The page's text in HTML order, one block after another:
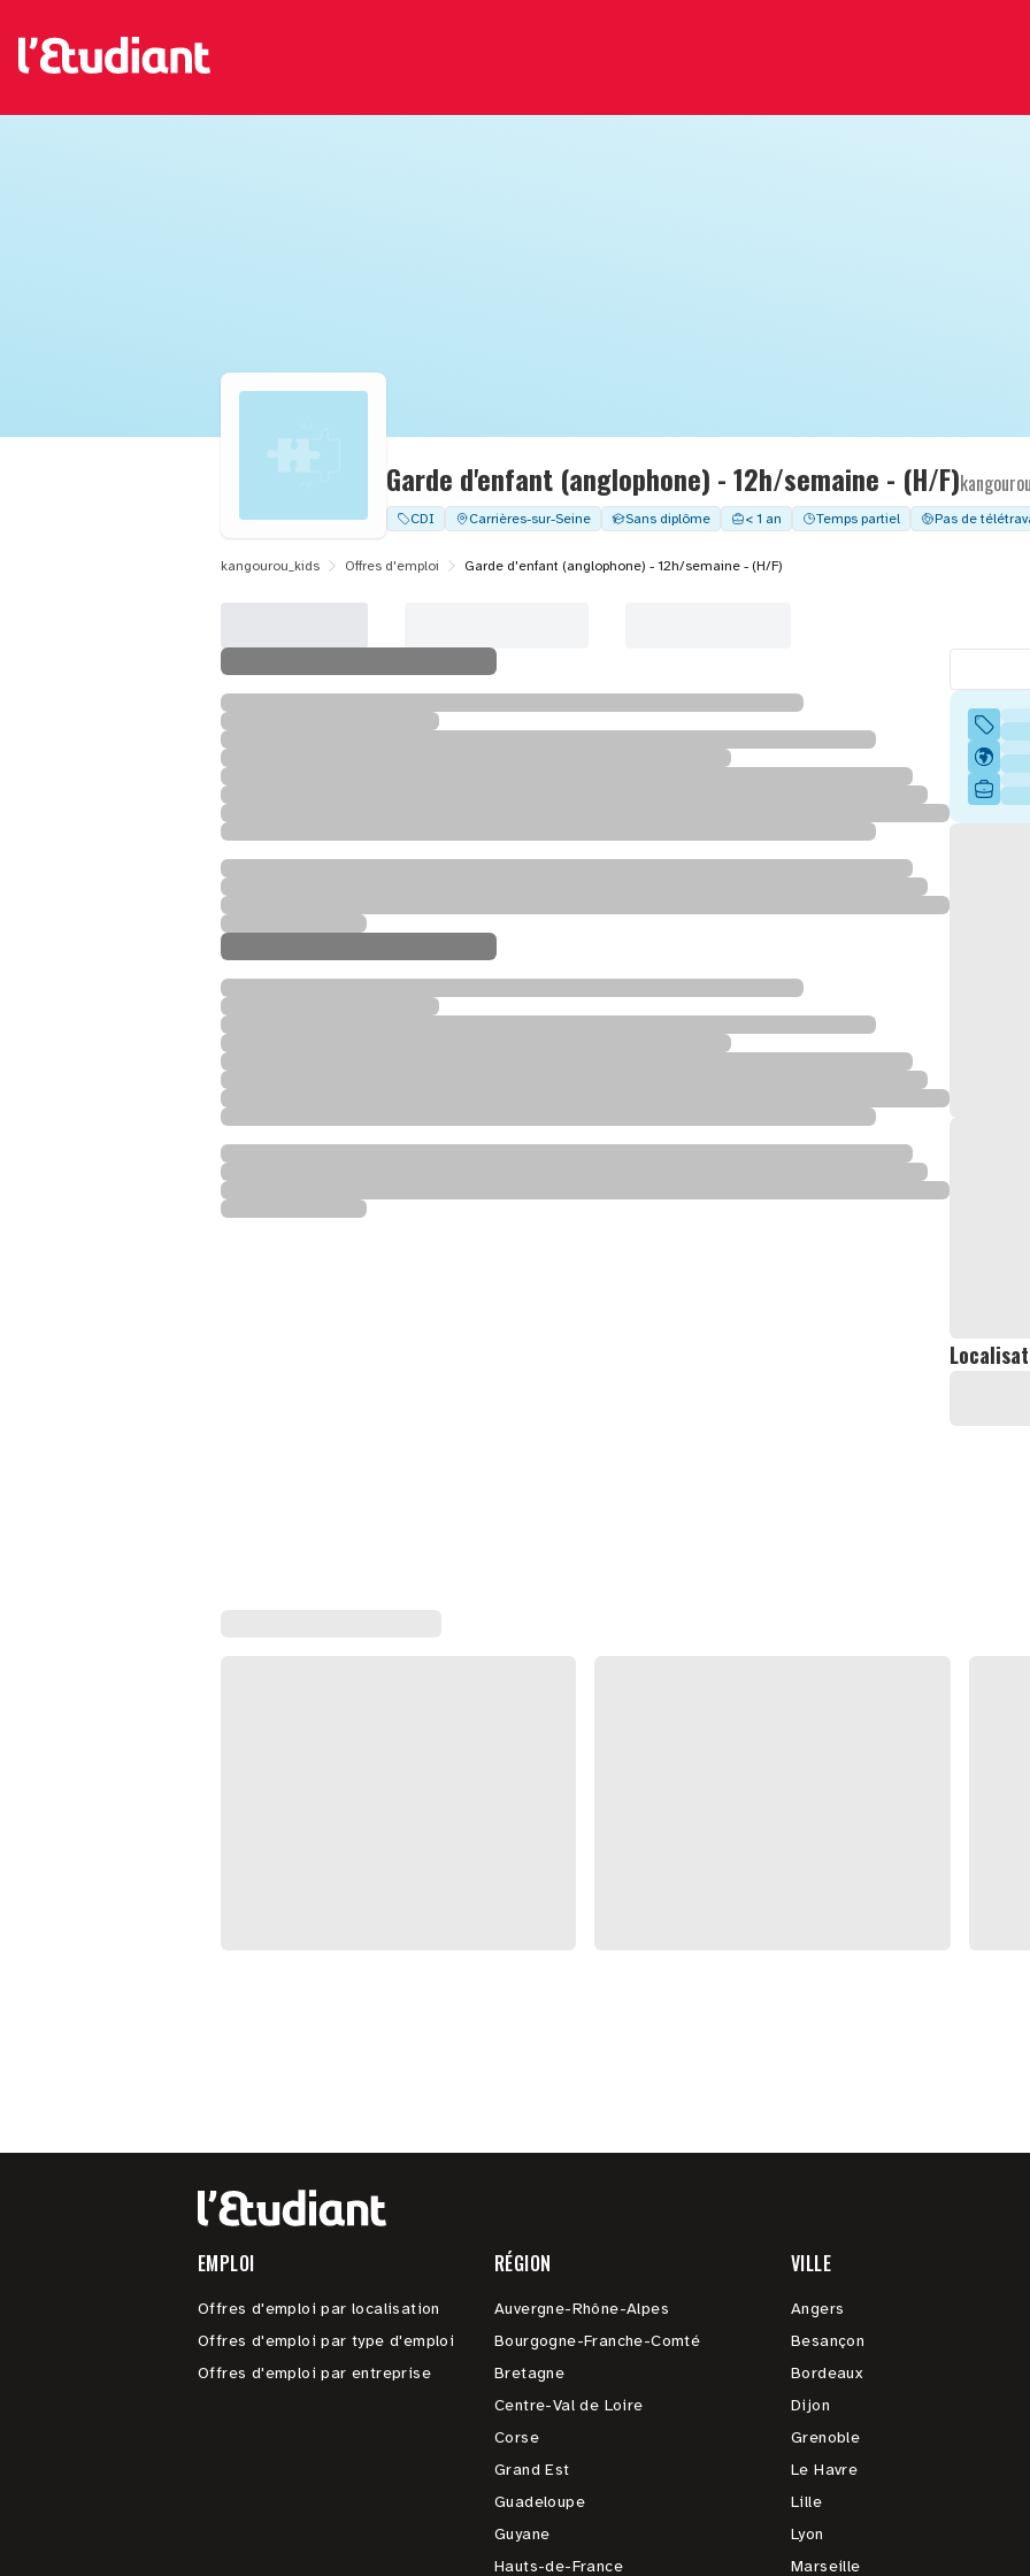
Garde d'enfant (anglophone) - 12h/semaine - (H/F)
CDI Carrières-sur-Seine Sans diplôme < 1 an Temps partiel Pas de
kangourou_kids Offres d'emploi Garde d'enfant (anglophone) - 12h/semaine - (H/F)
EMPLOI
Offres d'emploi par localisation
Offres d'emploi par type d'emploi
Offres d'emploi par entreprise
RÉGION
Auvergne-Rhône-Alpes
Bourgogne-Franche-Comté
Bretagne
Centre-Val de Loire
Corse
Grand Est
Guadeloupe
Guyane
Hauts-de-France
VILLE
Angers
Besançon
Bordeaux
Dijon
Grenoble
Le Havre
Lille
Lyon
Marseille